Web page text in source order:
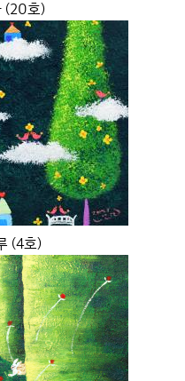
(20호)
(4호)